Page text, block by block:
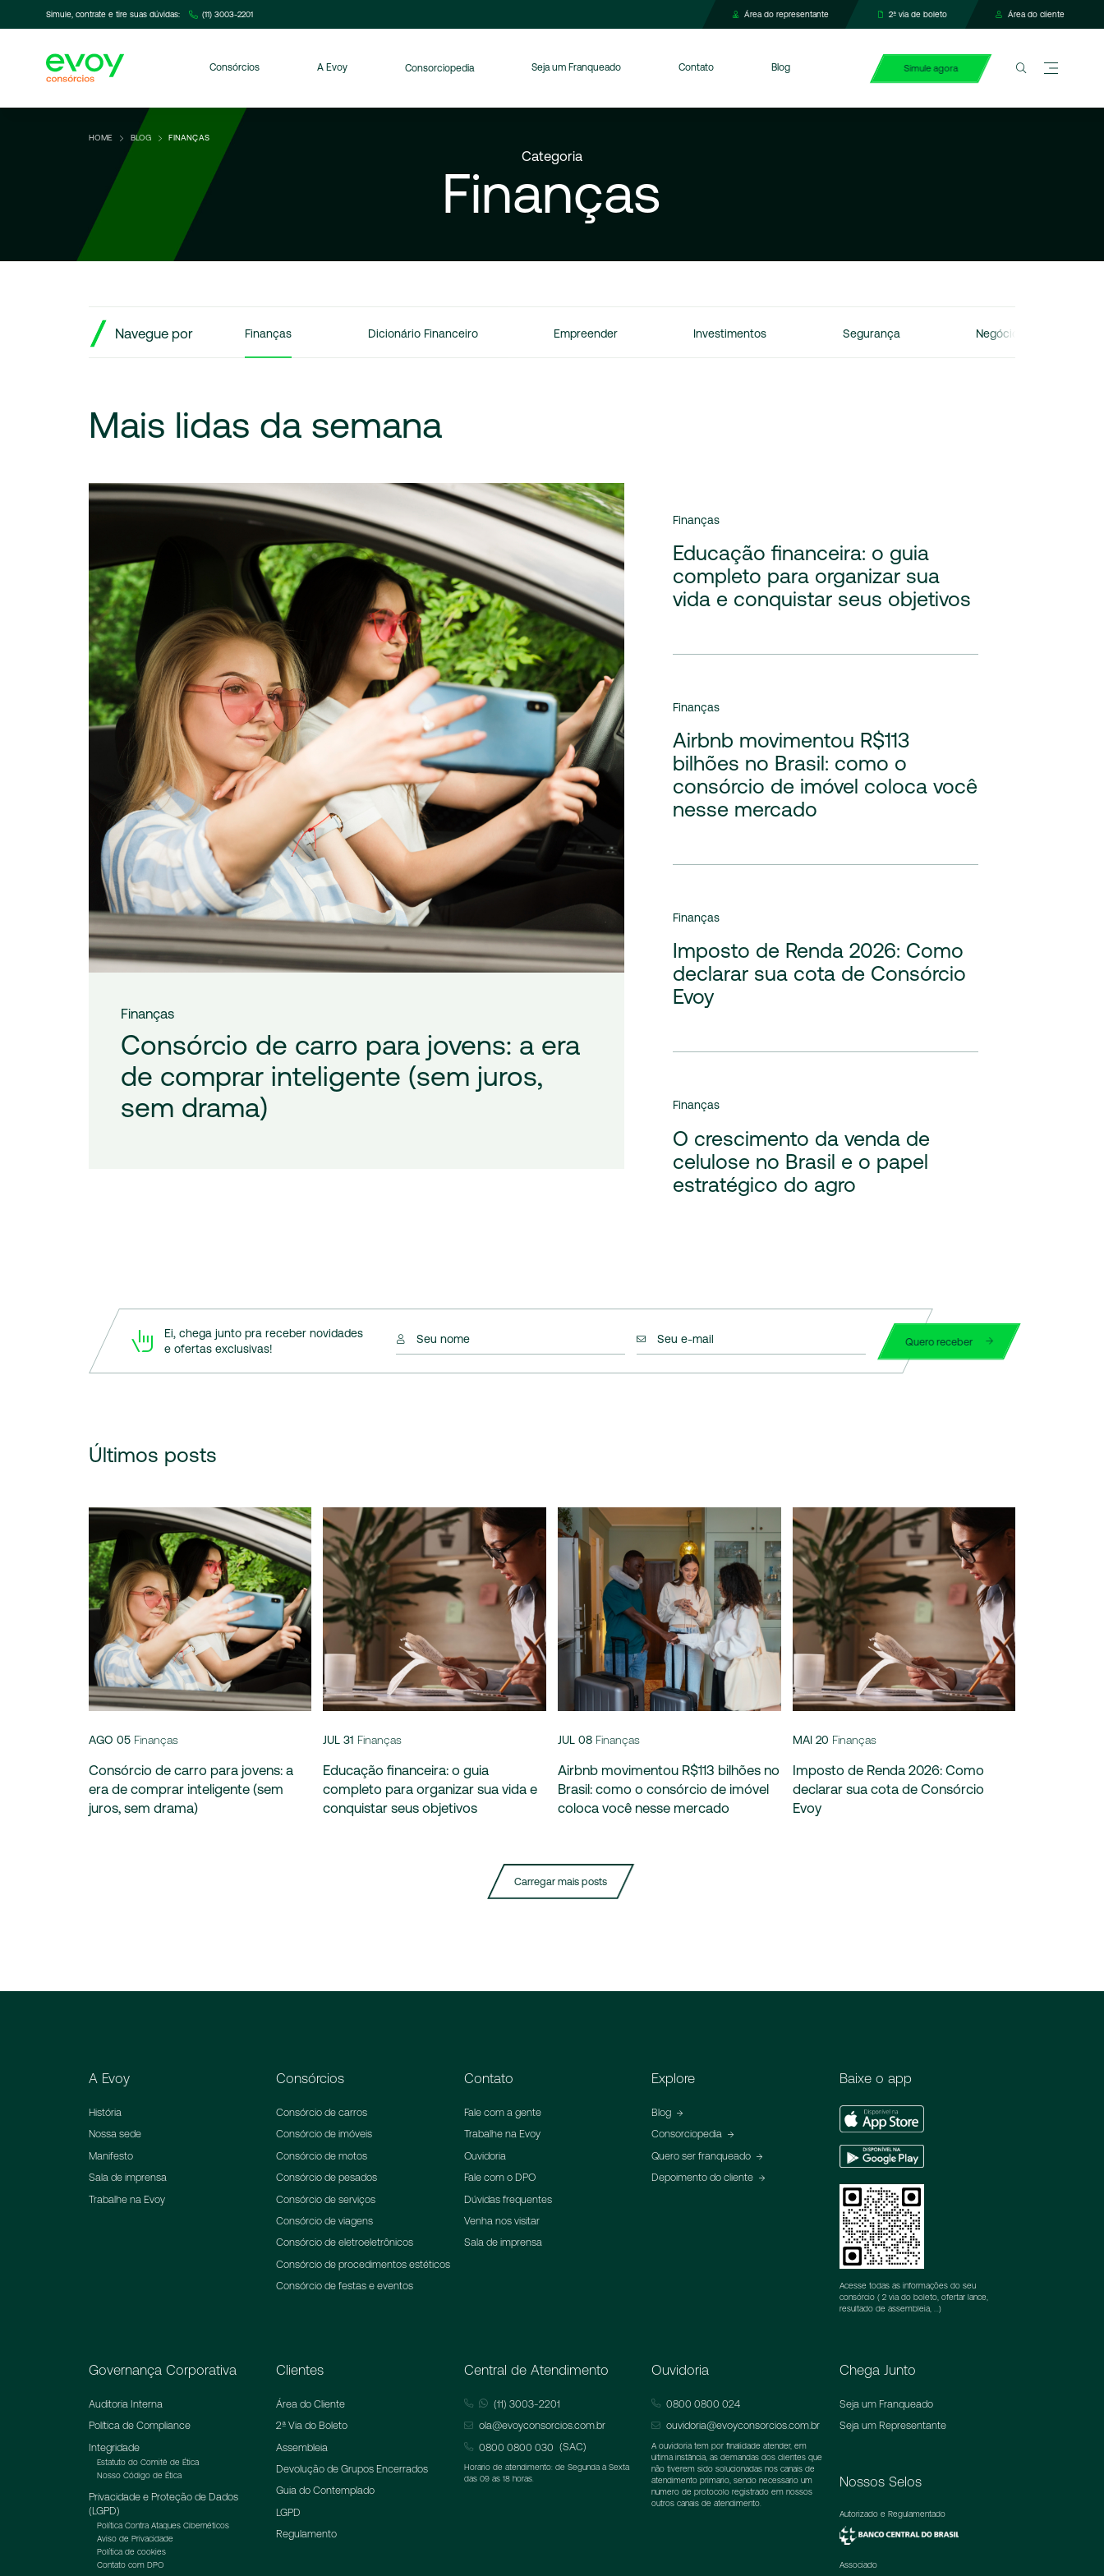
Simule, contrate e tire suas dúvidas: (11) 3003-2201 Área do representante 2ª via de boleto Área do cliente
Consórcios A Evoy Consorciopedia Seja um Franqueado Contato Blog Simule agora
HOME BLOG FINANÇAS
Categoria
Finanças
Navegue por Finanças Dicionário Financeiro Empreender Investimentos Segurança Negócios
Mais lidas da semana
Finanças
Consórcio de carro para jovens: a era
de comprar inteligente (sem juros,
sem drama)
Finanças
Educação financeira: o guia
completo para organizar sua
vida e conquistar seus objetivos
Finanças
Airbnb movimentou R$113
bilhões no Brasil: como o
consórcio de imóvel coloca você
nesse mercado
Finanças
Imposto de Renda 2026: Como
declarar sua cota de Consórcio
Evoy
Finanças
O crescimento da venda de
celulose no Brasil e o papel
estratégico do agro
Ei, chega junto pra receber novidades
e ofertas exclusivas!
Seu nome Seu e-mail Quero receber
Últimos posts
AGO 05 Finanças
Consórcio de carro para jovens: a
era de comprar inteligente (sem
juros, sem drama)
JUL 31 Finanças
Educação financeira: o guia
completo para organizar sua vida e
conquistar seus objetivos
JUL 08 Finanças
Airbnb movimentou R$113 bilhões no
Brasil: como o consórcio de imóvel
coloca você nesse mercado
MAI 20 Finanças
Imposto de Renda 2026: Como
declarar sua cota de Consórcio
Evoy
Carregar mais posts
A Evoy
História
Nossa sede
Manifesto
Sala de imprensa
Trabalhe na Evoy
Consórcios
Consórcio de carros
Consórcio de imóveis
Consórcio de motos
Consórcio de pesados
Consórcio de serviços
Consórcio de viagens
Consórcio de eletroeletrônicos
Consórcio de procedimentos estéticos
Consórcio de festas e eventos
Contato
Fale com a gente
Trabalhe na Evoy
Ouvidoria
Fale com o DPO
Dúvidas frequentes
Venha nos visitar
Sala de imprensa
Explore
Blog
Consorciopedia
Quero ser franqueado
Depoimento do cliente
Baixe o app
Play
Acesse todas as informações do seu
consórcio ( 2 via do boleto, ofertar lance,
resultado de assembleia, ...)
Governança Corporativa
Auditoria Interna
Política de Compliance
Integridade
Estatuto do Comitê de Ética
Nosso Código de Ética
Privacidade e Proteção de Dados
(LGPD)
Política Contra Ataques Cibernéticos
Aviso de Privacidade
Política de cookies
Contato com DPO
Clientes
Área do Cliente
2ª Via do Boleto
Assembleia
Devolução de Grupos Encerrados
Guia do Contemplado
LGPD
Regulamento
Central de Atendimento
(11) 3003-2201
ola@evoyconsorcios.com.br
0800 0800 030 (SAC)
Horário de atendimento: de Segunda à Sexta
das 09 as 18 horas.
Ouvidoria
0800 0800 024
ouvidoria@evoyconsorcios.com.br
A ouvidoria tem por finalidade atender, em
última instância, as demandas dos clientes que
não tiverem sido solucionadas nos canais de
atendimento primário, sendo necessário um
número de protocolo registrado em nossos
outros canais de atendimento.
Chega Junto
Seja um Franqueado
Seja um Representante
Nossos Selos
Autorizado e Regulamentado
Associado